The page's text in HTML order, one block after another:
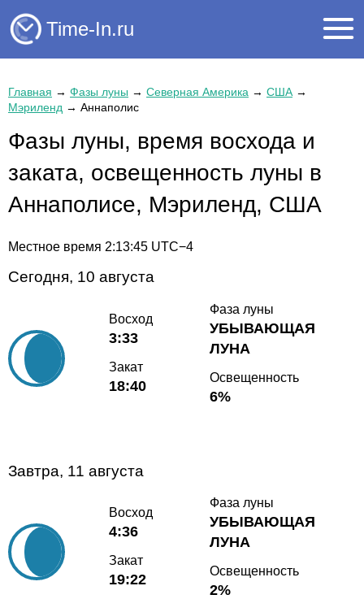
Time-In.ru
Главная → Фазы луны → Северная Америка → США →
Мэриленд → Аннаполис
Фазы луны, время восхода и
заката, освещенность луны в
Аннаполисе, Мэриленд, США
Местное время 2:13:45 UTC−4
Сегодня, 10 августа
Восход
3:33
Закат
18:40
Фаза луны
УБЫВАЮЩАЯ
ЛУНА
Освещенность
6%
Завтра, 11 августа
Восход
4:36
Закат
19:22
Фаза луны
УБЫВАЮЩАЯ
ЛУНА
Освещенность
2%